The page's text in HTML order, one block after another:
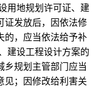
地规划许可证、建
证发放后，因依法修
的，应当依法给予补
设工程设计方案的
乡规划主管部门应当
见；因修改给利害关